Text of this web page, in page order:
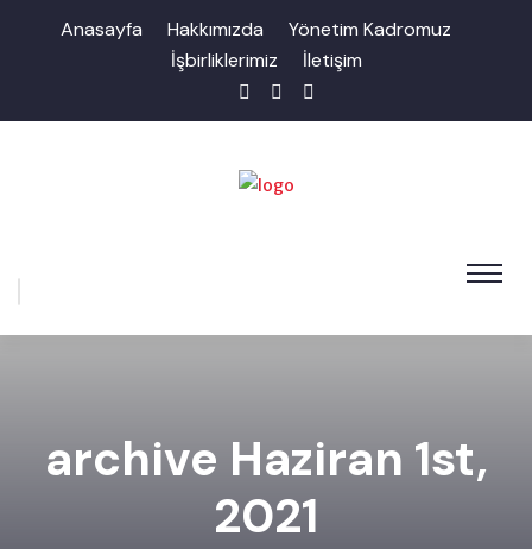
Anasayfa Hakkımızda
Yönetim Kadromuz
İşbirliklerimiz
İletişim
archive Haziran 1st,
2021